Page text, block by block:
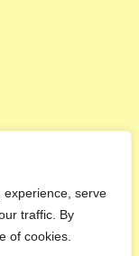
experience, serve
traffic. By
of cookies.